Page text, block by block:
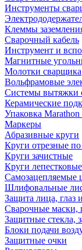
Инструменты
Клеммы
Сварочный кабель
Инструмент и
Магнитные
Молотки сварщика
Вольфрамовые
Системы вытяжки
Керамические
Упаковка Marathon
Маркеры
Абразивные круги
Круги отрезные
Круги зачистные
Круги
Самозацепляемые
Шлифовальные
Защита лица, глаз
Сварочные
Защитные стекла,
Блоки подачи
Защитные очки